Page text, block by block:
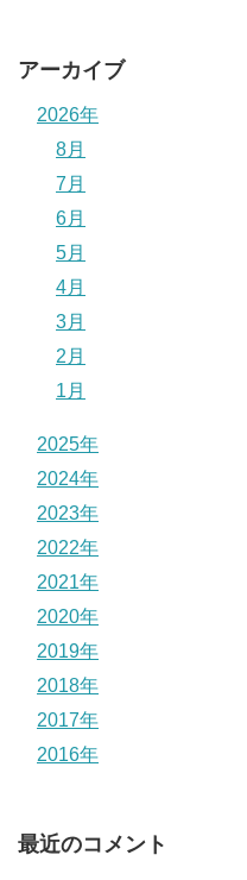
アーカイブ
2026年
8月
7月
6月
5月
4月
3月
2月
1月
2025年
2024年
2023年
2022年
2021年
2020年
2019年
2018年
2017年
2016年
最近のコメント